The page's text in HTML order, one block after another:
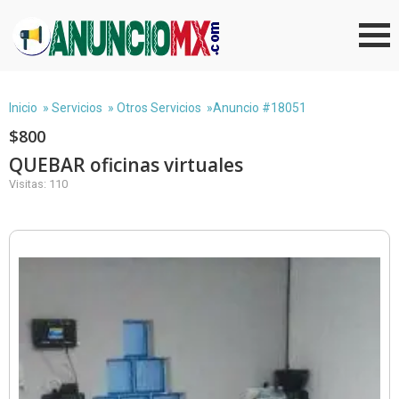
Inicio » Servicios » Otros Servicios »Anuncio #18051
$800
QUEBAR oficinas virtuales
Visitas: 110